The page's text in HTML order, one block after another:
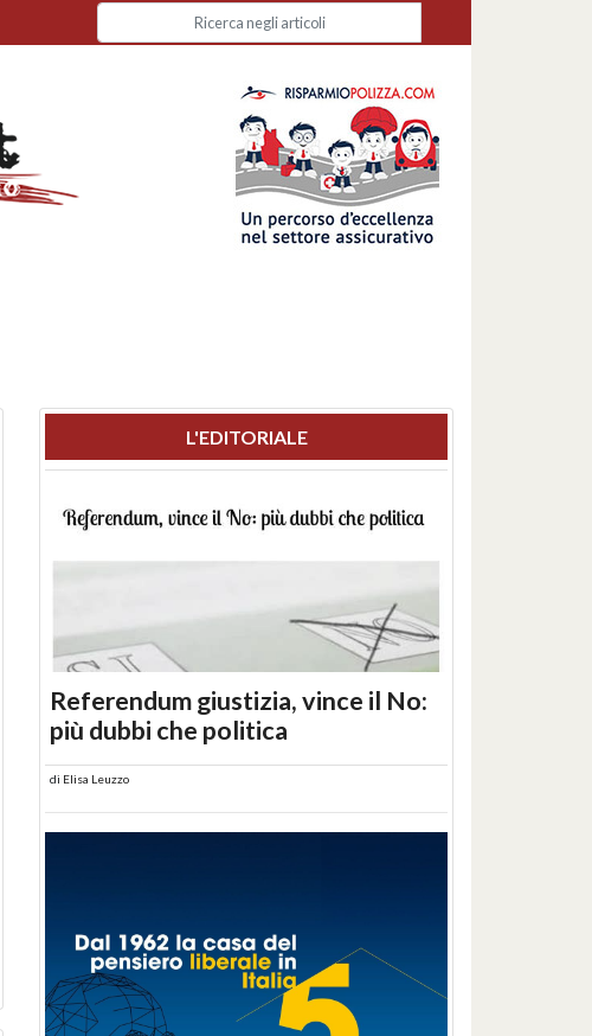
L'EDITORIALE
Referendum giustizia, vince il No:
più dubbi che politica
di Elisa Leuzzo